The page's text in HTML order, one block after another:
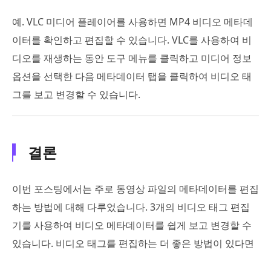
예. VLC 미디어 플레이어를 사용하면 MP4 비디오 메타데
이터를 확인하고 편집할 수 있습니다. VLC를 사용하여 비
디오를 재생하는 동안 도구 메뉴를 클릭하고 미디어 정보
옵션을 선택한 다음 메타데이터 탭을 클릭하여 비디오 태
그를 보고 변경할 수 있습니다.
결론
이번 포스팅에서는 주로 동영상 파일의 메타데이터를 편집
하는 방법에 대해 다루었습니다. 3개의 비디오 태그 편집
기를 사용하여 비디오 메타데이터를 쉽게 보고 변경할 수
있습니다. 비디오 태그를 편집하는 더 좋은 방법이 있다면